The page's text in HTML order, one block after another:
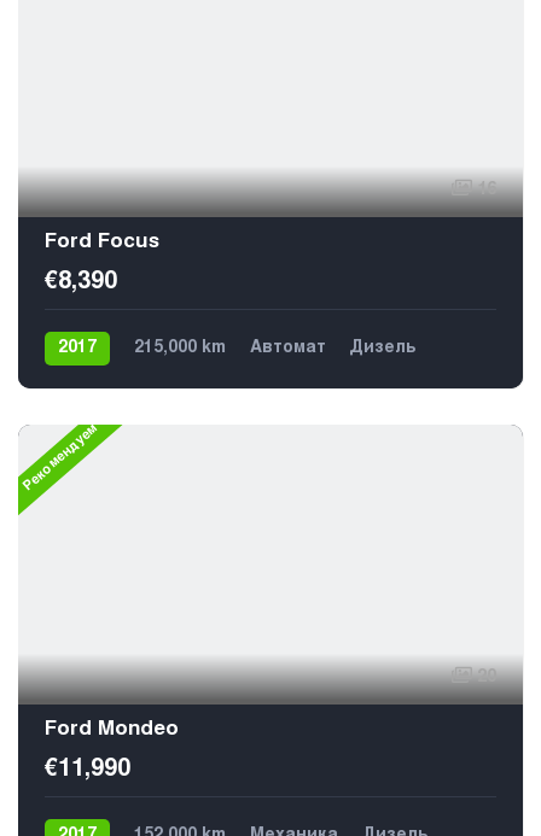
16
Ford Focus
€8,390
2017 215,000 km Автомат
Дизель
Рекомендуем
20
Ford Mondeo
€11,990